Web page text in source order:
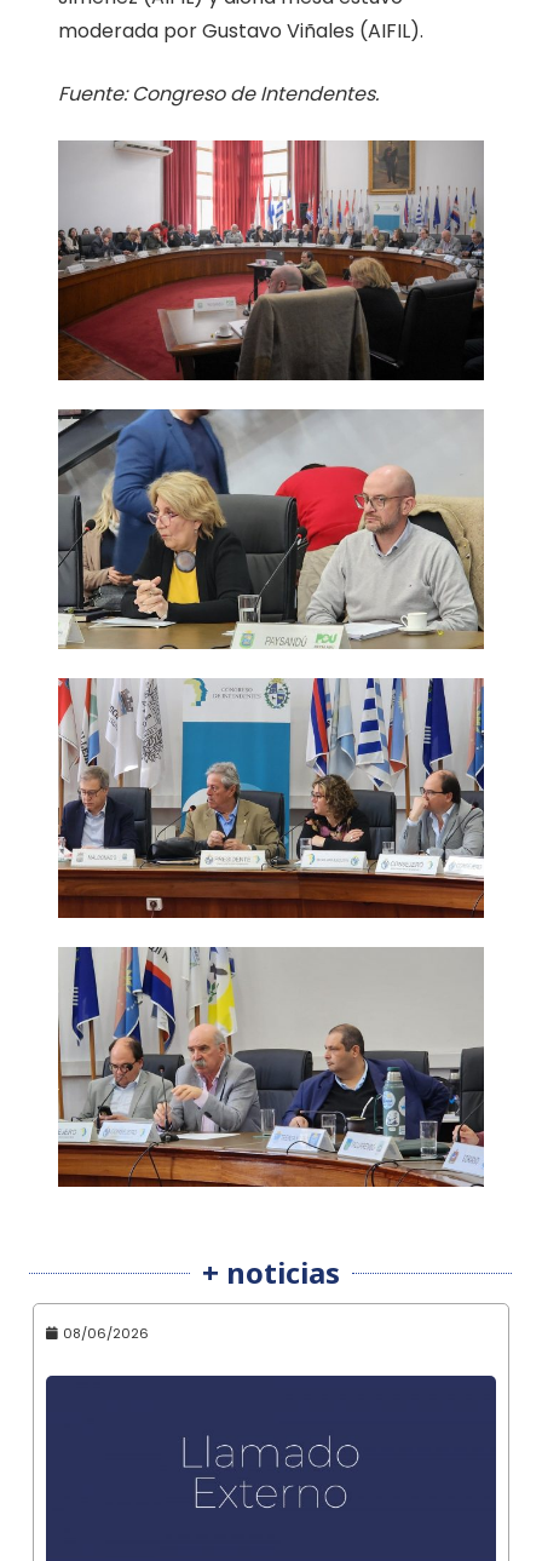
moderada por Gustavo Viñales (AIFIL).
Fuente: Congreso de Intendentes.
+ noticias
08/06/2026